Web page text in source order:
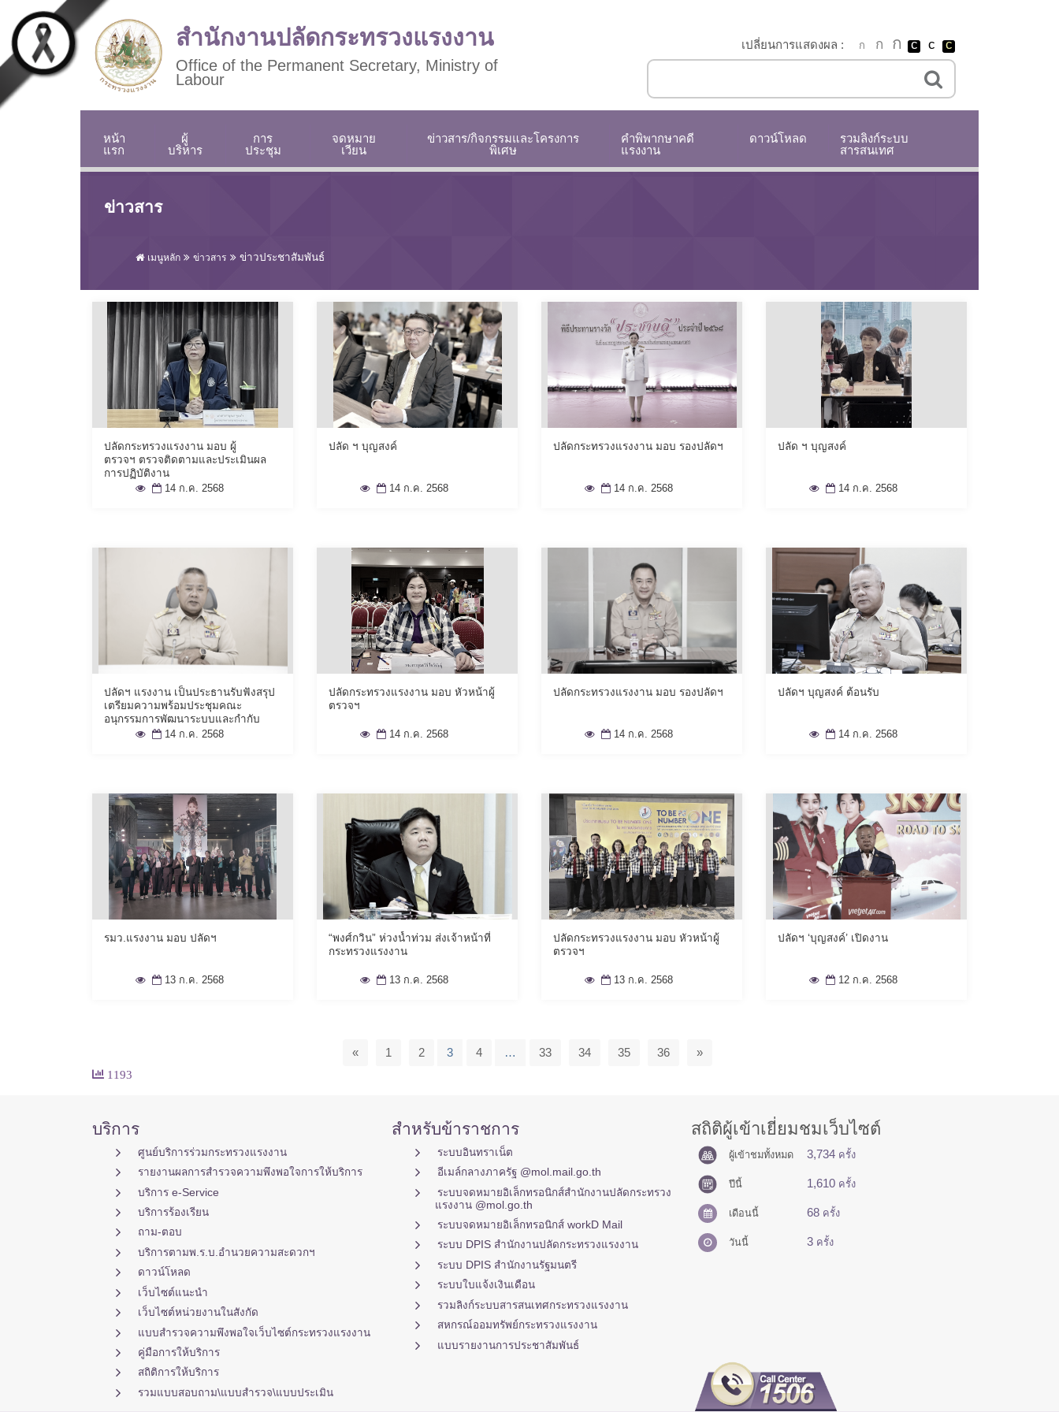
Skip to main content
สำนักงานปลัดกระทรวงแรงงาน
Office of the Permanent Secretary, Ministry of
Labour
เปลี่ยนการแสดงผล :
หน้า
แรก
ผู้
บริหาร
การ
ประชุม
จดหมาย
เวียน
ข่าวสาร/กิจกรรมและโครงการ
พิเศษ
คำพิพากษาคดี
แรงงาน
ดาวน์โหลด
รวมลิงก์ระบบ
สารสนเทศ
ข่าวสาร
เมนูหลัก ข่าวสาร ข่าวประชาสัมพันธ์
ปลัดกระทรวงแรงงาน มอบ ผู้
ตรวจฯ ตรวจติดตามและประเมินผล
การปฏิบัติงาน
14 ก.ค. 2568
ปลัด ฯ บุญสงค์
14 ก.ค. 2568
ปลัดกระทรวงแรงงาน มอบ รองปลัดฯ
14 ก.ค. 2568
ปลัด ฯ บุญสงค์
14 ก.ค. 2568
ปลัดฯ แรงงาน เป็นประธานรับฟังสรุป
เตรียมความพร้อมประชุมคณะ
อนุกรรมการพัฒนาระบบและกำกับ
ติดตามการเข้าถึงบริการโรคที่มีความ
14 ก.ค. 2568
ปลัดกระทรวงแรงงาน มอบ หัวหน้าผู้
ตรวจฯ
14 ก.ค. 2568
ปลัดกระทรวงแรงงาน มอบ รองปลัดฯ
14 ก.ค. 2568
ปลัดฯ บุญสงค์ ต้อนรับ
14 ก.ค. 2568
รมว.แรงงาน มอบ ปลัดฯ
13 ก.ค. 2568
“พงศ์กวิน” ห่วงน้ำท่วม ส่งเจ้าหน้าที่
กระทรวงแรงงาน
13 ก.ค. 2568
ปลัดกระทรวงแรงงาน มอบ หัวหน้าผู้
ตรวจฯ
13 ก.ค. 2568
ปลัดฯ ‘บุญสงค์’ เปิดงาน
12 ก.ค. 2568
« 1 2 3 4 … 33 34 35 36 »
1193
บริการ
ศูนย์บริการร่วมกระทรวงแรงงาน
รายงานผลการสำรวจความพึงพอใจการให้บริการ
บริการ e-Service
บริการร้องเรียน
ถาม-ตอบ
บริการตามพ.ร.บ.อำนวยความสะดวกฯ
ดาวน์โหลด
เว็บไซต์แนะนำ
เว็บไซต์หน่วยงานในสังกัด
แบบสำรวจความพึงพอใจเว็บไซต์กระทรวงแรงงาน
คู่มือการให้บริการ
สถิติการให้บริการ
รวมแบบสอบถาม\แบบสำรวจ\แบบประเมิน
สำหรับข้าราชการ
ระบบอินทราเน็ต
อีเมล์กลางภาครัฐ @mol.mail.go.th
ระบบจดหมายอิเล็กทรอนิกส์สำนักงานปลัดกระทรวง
แรงงาน @mol.go.th
ระบบจดหมายอิเล็กทรอนิกส์ workD Mail
ระบบ DPIS สำนักงานปลัดกระทรวงแรงงาน
ระบบ DPIS สำนักงานรัฐมนตรี
ระบบใบแจ้งเงินเดือน
รวมลิงก์ระบบสารสนเทศกระทรวงแรงงาน
สหกรณ์ออมทรัพย์กระทรวงแรงงาน
แบบรายงานการประชาสัมพันธ์
สถิติผู้เข้าเยี่ยมชมเว็บไซต์
ผู้เข้าชมทั้งหมด 3,734 ครั้ง
ปีนี้ 1,610 ครั้ง
เดือนนี้ 68 ครั้ง
วันนี้ 3 ครั้ง